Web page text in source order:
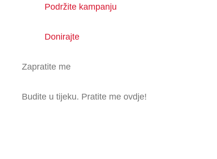
Podržite kampanju
Donirajte
Zapratite me
Budite u tijeku. Pratite me ovdje!